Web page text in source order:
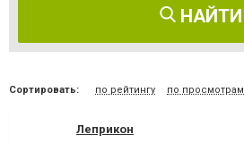
НАЙТИ
Сортировать: по рейтингу по просмотрам
Леприкон